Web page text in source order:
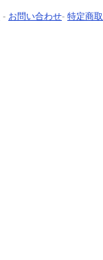
- お問い合わせ- 特定商